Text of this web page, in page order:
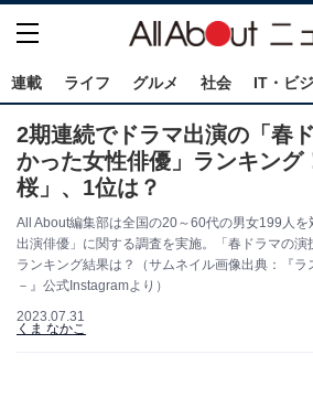
連載 ライフ グルメ 社会 IT・ビ
2期連続でドラマ出演の「春
かった女性俳優」ランキング
桜」、1位は？
All About編集部は全国の20～60代の男女199人
出演俳優」に関する調査を実施。「春ドラマの
ランキング結果は？（サムネイル画像出典：『ラ
－』公式Instagramより）
2023.07.31
くま なかこ